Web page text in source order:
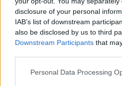
disclosure of your personal
IAB’s list of downstream
also be disclosed by us to third
Downstream Participants that
Personal Data Processing